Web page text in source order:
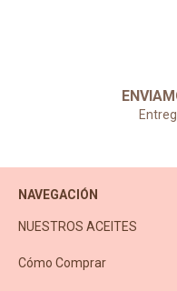
NAVEGACIÓN
NUESTROS ACEITES
Cómo Comprar